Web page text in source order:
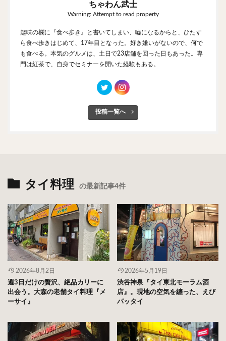
ちゃわん武士
Warning: Attempt to read property
趣味の欄に『食べ歩き』と書いてしまい、嘘になるからと、ひたす
ら食べ歩きはじめて、17年目となった。好き嫌いがないので、何で
も食べる。本気のグルメは、土日で23店舗を回った日もあった。専
門は紅茶で、自身でセミナーを開いた経験もある。
投稿一覧へ
タイ料理 の最新記事4件
2026年8月2日
週3日だけの贅沢、絶品カリーに
出会う。大森の老舗タイ料理『メ
ーサイ』
2026年5月19日
渋谷神泉『タイ東北モーラム酒
店』。現地の空気を纏った、えび
パッタイ